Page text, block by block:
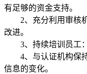
有足够的资金支持。
2、充分利用审核机
改进。
3、持续培训员工：
4、与认证机构保持
信息的变化。